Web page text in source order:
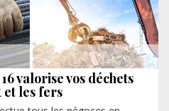
valorise vos déchets
les fers